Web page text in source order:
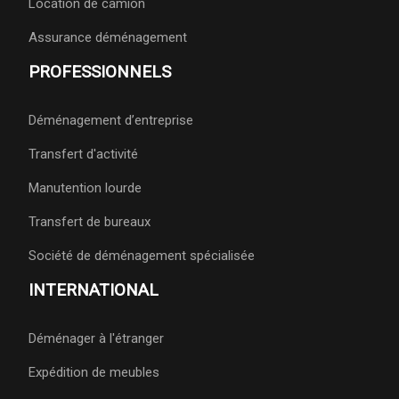
Assurance déménagement
PROFESSIONNELS
Déménagement d’entreprise
Transfert d'activité
Manutention lourde
Transfert de bureaux
Société de déménagement spécialisée
INTERNATIONAL
Déménager à l'étranger
Expédition de meubles